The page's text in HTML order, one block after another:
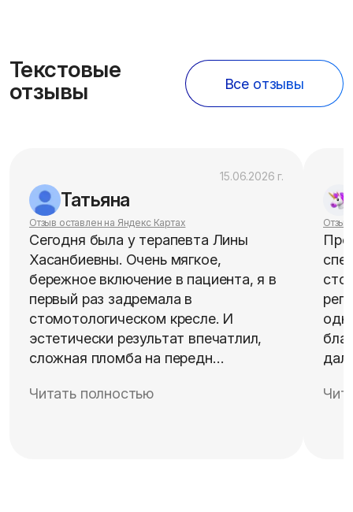
и
Текстовые
отзывы
Все отзывы
15.06.2026 г.
Татьяна
Отзыв оставлен на Яндекс Картах
Сегодня была у терапевта Лины
Хасанбиевны. Очень мягкое,
бережное включение в пациента, я в
первый раз задремала в
стомотологическом кресле. И
эстетически результат впечатлил,
сложная пломба на передн…
Читать полностью
Отзыв